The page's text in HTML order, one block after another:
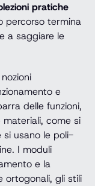
pratiche
percorso termina
a saggiare le
e
delle funzioni,
come si
si usano le poli-
I moduli
e la
ortogonali, gli stili